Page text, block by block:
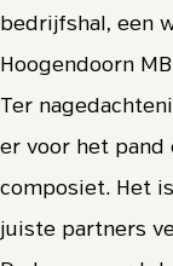
bedrijfshal, een
Hoogendoorn
Ter
er voor het pand
composiet. Het
juiste partners